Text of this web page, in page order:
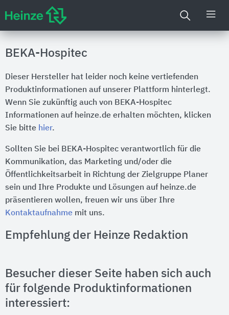
BEKA-Hospitec
Dieser Hersteller hat leider noch keine vertiefenden
Produktinformationen auf unserer Plattform hinterlegt.
Wenn Sie zukünftig auch von BEKA-Hospitec
Informationen auf heinze.de erhalten möchten, klicken
Sie bitte hier.
Sollten Sie bei BEKA-Hospitec verantwortlich für die
Kommunikation, das Marketing und/oder die
Öffentlichkeitsarbeit in Richtung der Zielgruppe Planer
sein und Ihre Produkte und Lösungen auf heinze.de
präsentieren wollen, freuen wir uns über Ihre
Kontaktaufnahme mit uns.
Empfehlung der Heinze Redaktion
Besucher dieser Seite haben sich auch
für folgende Produktinformationen
interessiert: